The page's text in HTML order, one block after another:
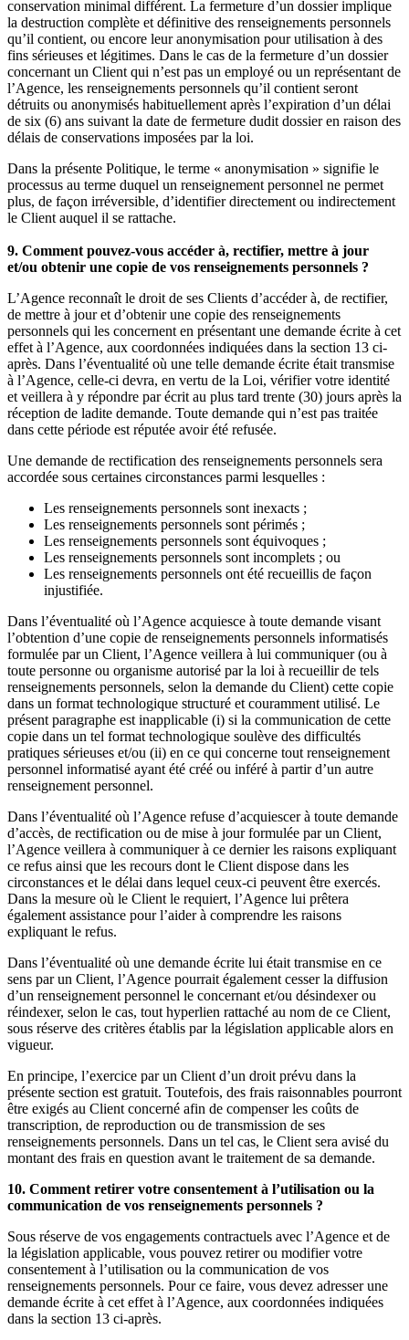
conservation minimal différent. La fermeture d’un dossier implique
la destruction complète et définitive des renseignements personnels
qu’il contient, ou encore leur anonymisation pour utilisation à des
fins sérieuses et légitimes. Dans le cas de la fermeture d’un dossier
concernant un Client qui n’est pas un employé ou un représentant de
l’Agence, les renseignements personnels qu’il contient seront
détruits ou anonymisés habituellement après l’expiration d’un délai
de six (6) ans suivant la date de fermeture dudit dossier en raison des
délais de conservations imposées par la loi.
Dans la présente Politique, le terme « anonymisation » signifie le
processus au terme duquel un renseignement personnel ne permet
plus, de façon irréversible, d’identifier directement ou indirectement
le Client auquel il se rattache.
9. Comment pouvez-vous accéder à, rectifier, mettre à jour
et/ou obtenir une copie de vos renseignements personnels ?
L’Agence reconnaît le droit de ses Clients d’accéder à, de rectifier,
de mettre à jour et d’obtenir une copie des renseignements
personnels qui les concernent en présentant une demande écrite à cet
effet à l’Agence, aux coordonnées indiquées dans la section 13 ci-
après. Dans l’éventualité où une telle demande écrite était transmise
à l’Agence, celle-ci devra, en vertu de la Loi, vérifier votre identité
et veillera à y répondre par écrit au plus tard trente (30) jours après la
réception de ladite demande. Toute demande qui n’est pas traitée
dans cette période est réputée avoir été refusée.
Une demande de rectification des renseignements personnels sera
accordée sous certaines circonstances parmi lesquelles :
Les renseignements personnels sont inexacts ;
Les renseignements personnels sont périmés ;
Les renseignements personnels sont équivoques ;
Les renseignements personnels sont incomplets ; ou
Les renseignements personnels ont été recueillis de façon
injustifiée.
Dans l’éventualité où l’Agence acquiesce à toute demande visant
l’obtention d’une copie de renseignements personnels informatisés
formulée par un Client, l’Agence veillera à lui communiquer (ou à
toute personne ou organisme autorisé par la loi à recueillir de tels
renseignements personnels, selon la demande du Client) cette copie
dans un format technologique structuré et couramment utilisé. Le
présent paragraphe est inapplicable (i) si la communication de cette
copie dans un tel format technologique soulève des difficultés
pratiques sérieuses et/ou (ii) en ce qui concerne tout renseignement
personnel informatisé ayant été créé ou inféré à partir d’un autre
renseignement personnel.
Dans l’éventualité où l’Agence refuse d’acquiescer à toute demande
d’accès, de rectification ou de mise à jour formulée par un Client,
l’Agence veillera à communiquer à ce dernier les raisons expliquant
ce refus ainsi que les recours dont le Client dispose dans les
circonstances et le délai dans lequel ceux-ci peuvent être exercés.
Dans la mesure où le Client le requiert, l’Agence lui prêtera
également assistance pour l’aider à comprendre les raisons
expliquant le refus.
Dans l’éventualité où une demande écrite lui était transmise en ce
sens par un Client, l’Agence pourrait également cesser la diffusion
d’un renseignement personnel le concernant et/ou désindexer ou
réindexer, selon le cas, tout hyperlien rattaché au nom de ce Client,
sous réserve des critères établis par la législation applicable alors en
vigueur.
En principe, l’exercice par un Client d’un droit prévu dans la
présente section est gratuit. Toutefois, des frais raisonnables pourront
être exigés au Client concerné afin de compenser les coûts de
transcription, de reproduction ou de transmission de ses
renseignements personnels. Dans un tel cas, le Client sera avisé du
montant des frais en question avant le traitement de sa demande.
10. Comment retirer votre consentement à l’utilisation ou la
communication de vos renseignements personnels ?
Sous réserve de vos engagements contractuels avec l’Agence et de
la législation applicable, vous pouvez retirer ou modifier votre
consentement à l’utilisation ou la communication de vos
renseignements personnels. Pour ce faire, vous devez adresser une
demande écrite à cet effet à l’Agence, aux coordonnées indiquées
dans la section 13 ci-après.